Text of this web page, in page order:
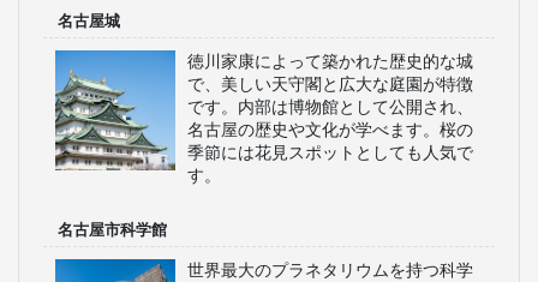
名古屋城
徳川家康によって築かれた歴史的な城
で、美しい天守閣と広大な庭園が特徴
です。内部は博物館として公開され、
名古屋の歴史や文化が学べます。桜の
季節には花見スポットとしても人気で
す。
名古屋市科学館
世界最大のプラネタリウムを持つ科学